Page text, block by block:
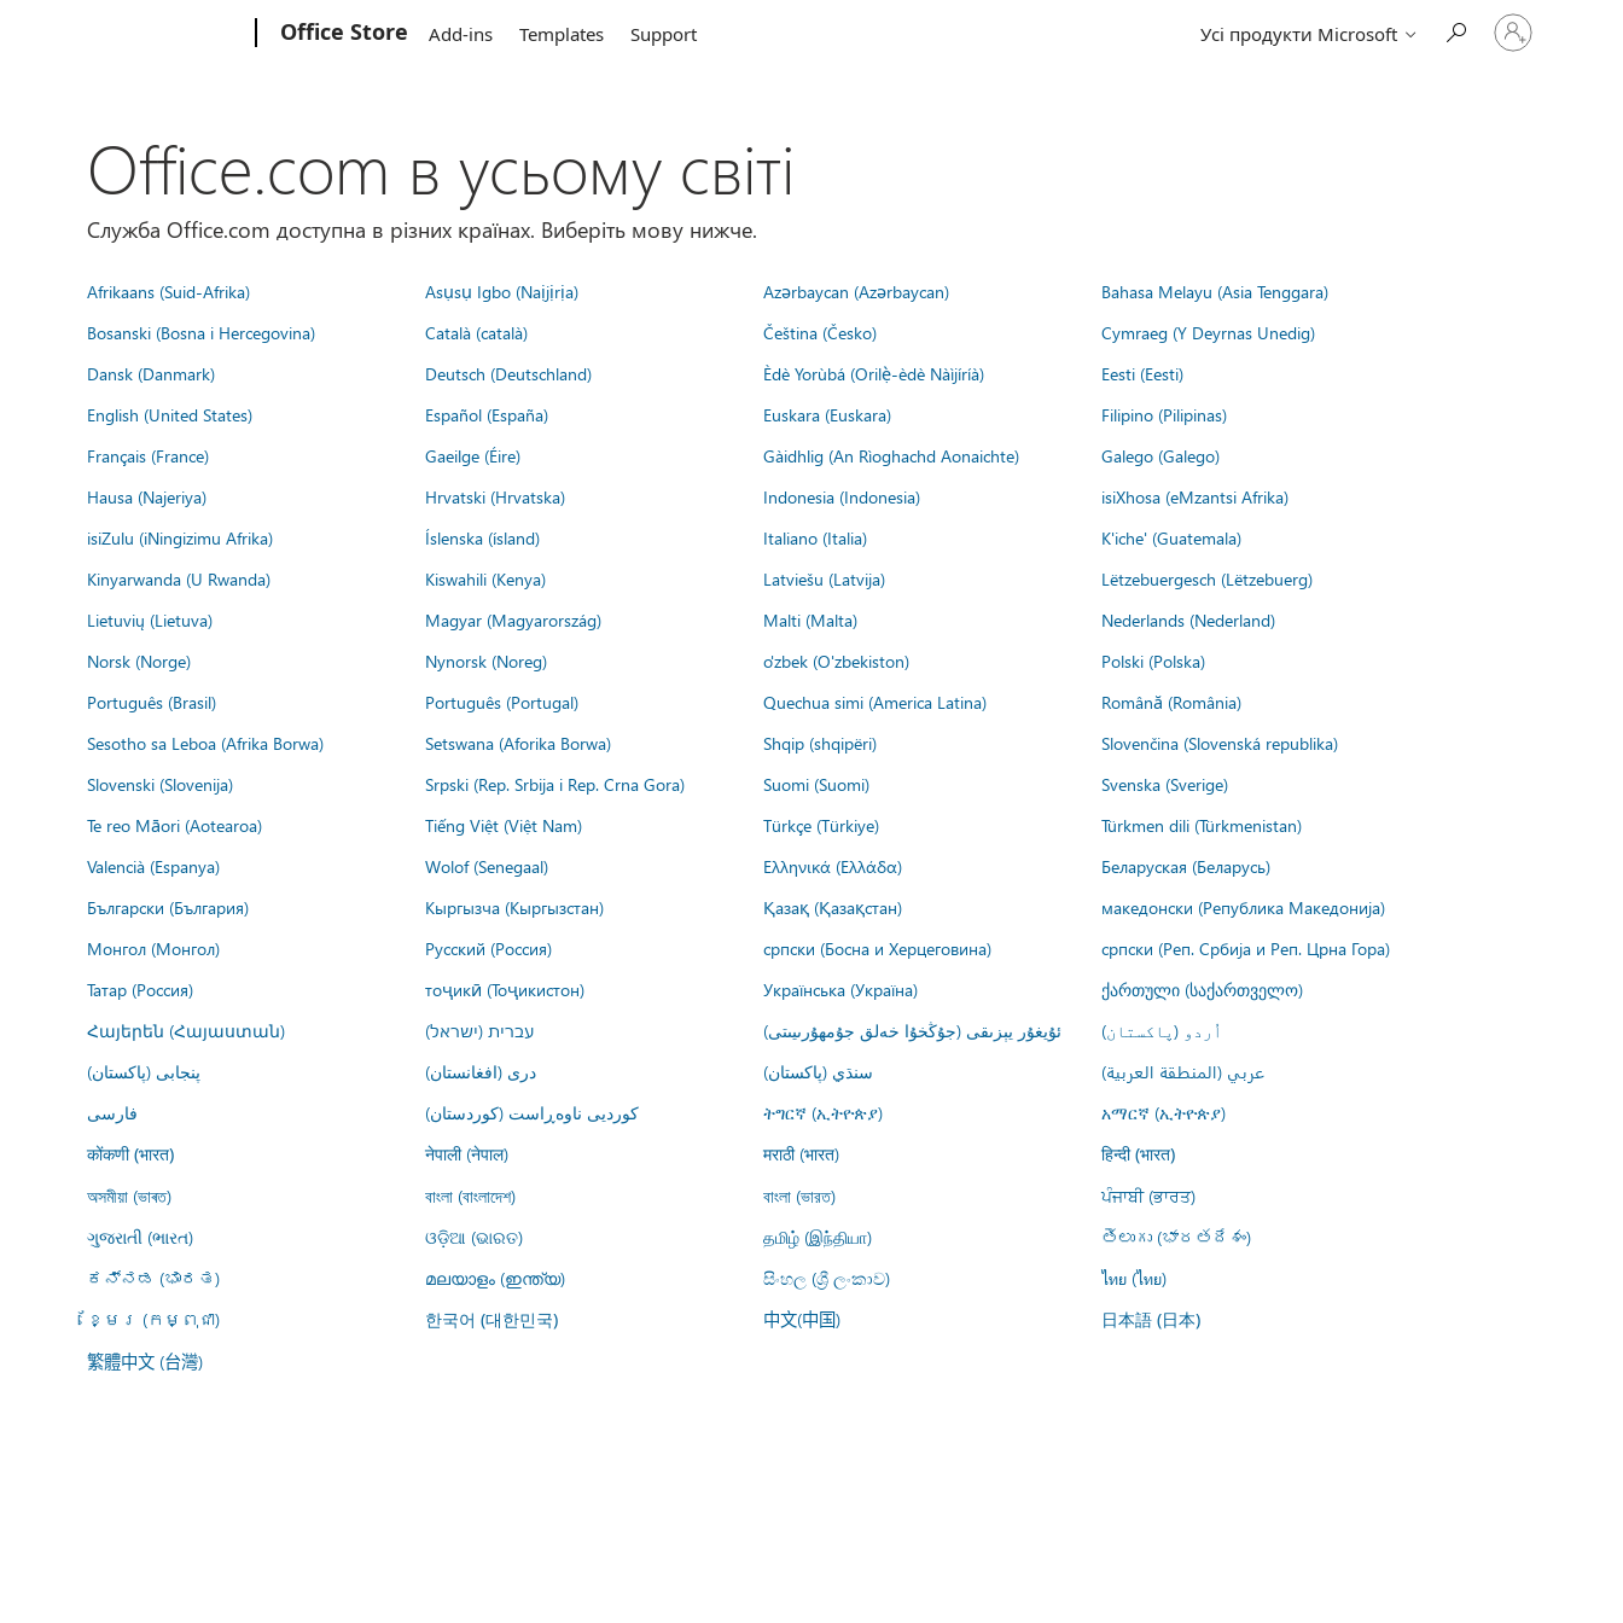
Office Store Add-ins Templates Support Усі продукти Microsoft
Увійдіть
свій
Office.com в усьому світі
Служба Office.com доступна в різних країнах. Виберіть мову нижче.
Afrikaans (Suid-Afrika) Asụsụ Igbo (Naịjịrịa) Azərbaycan (Azərbaycan)
Bahasa Melayu (Asia Tenggara)
Bosanski (Bosna i Hercegovina)
Català (català) Čeština (Česko)
Cymraeg (Y Deyrnas Unedig)
Dansk (Danmark)
Deutsch (Deutschland) Èdè Yorùbá (Orilẹ̀-èdè Nàìjíríà)
Eesti (Eesti)
English (United States)
Español (España) Euskara (Euskara)
Filipino (Pilipinas)
Français (France)
Gaeilge (Éire) Gàidhlig (An Rìoghachd Aonaichte)
Galego (Galego)
Hausa (Najeriya)
Hrvatski (Hrvatska) Indonesia (Indonesia)
isiXhosa (eMzantsi Afrika)
isiZulu (iNingizimu Afrika)
Íslenska (ísland) Italiano (Italia)
K'iche' (Guatemala)
Kinyarwanda (U Rwanda)
Kiswahili (Kenya) Latviešu (Latvija)
Lëtzebuergesch (Lëtzebuerg)
Lietuvių (Lietuva)
Magyar (Magyarország) Malti (Malta)
Nederlands (Nederland)
Norsk (Norge)
Nynorsk (Noreg) o'zbek (O'zbekiston)
Polski (Polska)
Português (Brasil)
Português (Portugal) Quechua simi (America Latina)
Română (România)
Sesotho sa Leboa (Afrika Borwa)
Setswana (Aforika Borwa) Shqip (shqipëri)
Slovenčina (Slovenská republika)
Slovenski (Slovenija)
Srpski (Rep. Srbija i Rep. Crna Gora) Suomi (Suomi)
Svenska (Sverige)
Te reo Māori (Aotearoa)
Tiếng Việt (Việt Nam) Türkçe (Türkiye)
Türkmen dili (Türkmenistan)
Valencià (Espanya)
Wolof (Senegaal) Ελληνικά (Ελλάδα)
Беларуская (Беларусь)
Български (България)
Кыргызча (Кыргызстан) Қазақ (Қазақстан)
македонски (Република Македонија)
Монгол (Монгол)
Русский (Россия) српски (Босна и Херцеговина)
српски (Реп. Србија и Реп. Црна Гора)
Татар (Россия)
тоҷикӣ (Тоҷикистон) Українська (Україна)
ქართული (საქართველო)
Հայերեն (Հայաստան)
עברית (ישראל) ئۇيغۇر يېزىقى (جۇڭخۇا خەلق جۇمھۇرىيىتى)
اُردو (پاکستان)
پنجابی (پاکستان)
درى (افغانستان) سنڌي (پاکستان)
عربي (المنطقة العربية)
فارسى
کوردیی ناوەڕاست (کوردستان) ትግርኛ (ኢትዮጵያ) አማርኛ (ኢትዮጵያ)
कोंकणी (भारत) नेपाली (नेपाल) मराठी (भारत) हिन्दी (भारत)
অসমীয়া (ভাৰত) বাংলা (বাংলাদেশ) বাংলা (ভারত)
ਪੰਜਾਬੀ (ਭਾਰਤ)
ગુજરાતી (ભારત)
ଓଡ଼ିଆ (ଭାରତ) தமிழ் (இந்தியா)
తెలుగు (భారతదేశం)
ಕನ್ನಡ (ಭಾರತ)
മലയാളം (ഇന്ത്യ) සිංහල (ශ්‍රී ලංකාව)
ไทย (ไทย)
ខ្មែរ (កម្ពុជា)
한국어 (대한민국) 中文(中国) 日本語 (日本)
繁體中文 (台灣)